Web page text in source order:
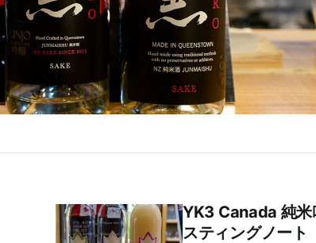
YK3 Canada 純米
スティングノート